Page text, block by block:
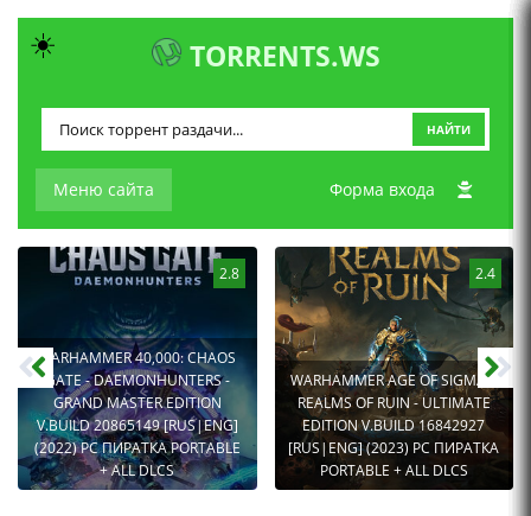
TORRENTS.WS
Меню сайта
НАЙТИ
Форма входа
2.8
WARHAMMER 40,000: CHAOS
GATE - DAEMONHUNTERS -
GRAND MASTER EDITION
V.BUILD 20865149 [RUS|ENG]
(2022) PC ПИРАТКА PORTABLE
+ ALL DLCS
2.4
WARHAMMER AGE OF SIGMAR:
REALMS OF RUIN - ULTIMATE
EDITION V.BUILD 16842927
[RUS|ENG] (2023) PC ПИРАТКА
PORTABLE + ALL DLCS
☀️